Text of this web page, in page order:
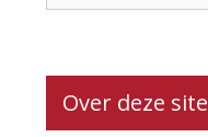
Over deze site